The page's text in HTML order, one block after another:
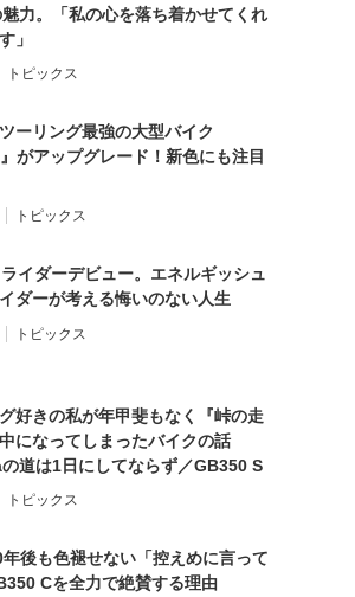
力。「私の心を落ち着かせてくれ
」
トピックス
ーリング最強の大型バイク
』がアップグレード！新色にも注目
トピックス
イダーデビュー。エネルギッシュ
ダーが考える悔いのない人生
トピックス
好きの私が年甲斐もなく『峠の走
になってしまったバイクの話
の道は1日にしてならず／GB350 S
レビュー 前編】
トピックス
後も色褪せない「控えめに言って
Cを全力で絶賛する理由